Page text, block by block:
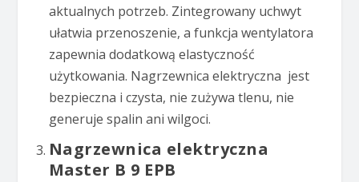
aktualnych potrzeb. Zintegrowany uchwyt
ułatwia przenoszenie, a funkcja wentylatora
zapewnia dodatkową elastyczność
użytkowania. Nagrzewnica elektryczna jest
bezpieczna i czysta, nie zużywa tlenu, nie
generuje spalin ani wilgoci.
Nagrzewnica elektryczna
Master B 9 EPB